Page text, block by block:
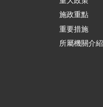
施政重點
重要措施
所屬機關介紹